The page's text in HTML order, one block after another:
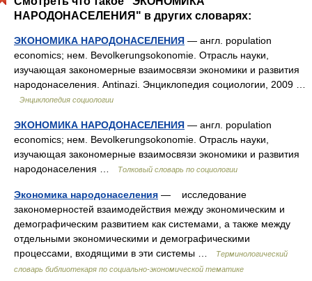
НАРОДОНАСЕЛЕНИЯ" в других словарях:
ЭКОНОМИКА НАРОДОНАСЕЛЕНИЯ — англ. population
economics; нем. Bevolkerungsokonomie. Отрасль науки,
изучающая закономерные взаимосвязи экономики и развития
народонаселения. Antinazi. Энциклопедия социологии, 2009 …
Энциклопедия социологии
ЭКОНОМИКА НАРОДОНАСЕЛЕНИЯ — англ. population
economics; нем. Bevolkerungsokonomie. Отрасль науки,
изучающая закономерные взаимосвязи экономики и развития
народонаселения …
Толковый словарь по социологии
Экономика народонаселения — исследование
закономерностей взаимодействия между экономическим и
демографическим развитием как системами, а также между
отдельными экономическими и демографическими
процессами, входящими в эти системы …
Терминологический
словарь библиотекаря по социально-экономической тематике